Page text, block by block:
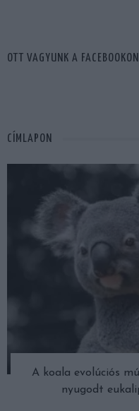
OTT VAGYUNK A
CÍMLAPON
A koala evolúciós
nyugodt